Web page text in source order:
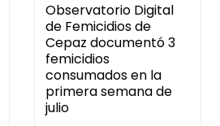
Observatorio Digital
de Femicidios de
Cepaz documentó 3
femicidios
consumados en la
primera semana de
julio